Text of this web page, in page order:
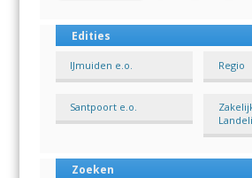
Edities
IJmuiden e.o. Regio
Santpoort e.o.
Zoeken